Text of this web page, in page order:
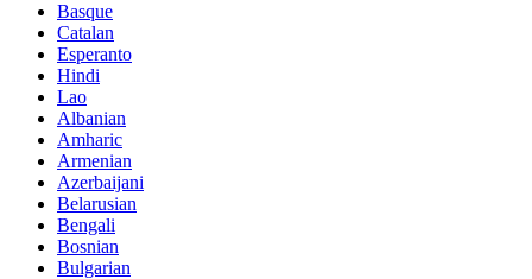
Basque
Catalan
Esperanto
Hindi
Lao
Albanian
Amharic
Armenian
Azerbaijani
Belarusian
Bengali
Bosnian
Bulgarian